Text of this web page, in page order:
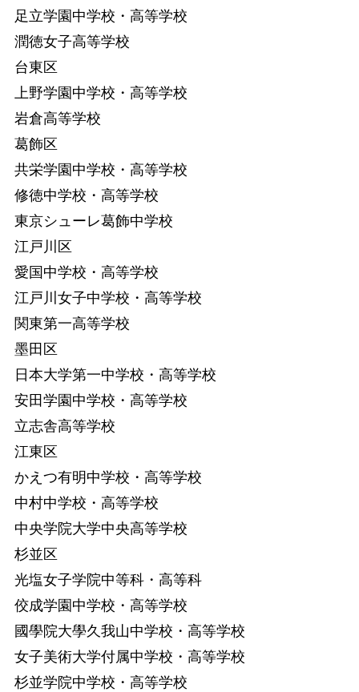
足立学園中学校・高等学校
潤徳女子高等学校
台東区
上野学園中学校・高等学校
岩倉高等学校
葛飾区
共栄学園中学校・高等学校
修徳中学校・高等学校
東京シューレ葛飾中学校
江戸川区
愛国中学校・高等学校
江戸川女子中学校・高等学校
関東第一高等学校
墨田区
日本大学第一中学校・高等学校
安田学園中学校・高等学校
立志舎高等学校
江東区
かえつ有明中学校・高等学校
中村中学校・高等学校
中央学院大学中央高等学校
杉並区
光塩女子学院中等科・高等科
佼成学園中学校・高等学校
國學院大學久我山中学校・高等学校
女子美術大学付属中学校・高等学校
杉並学院中学校・高等学校